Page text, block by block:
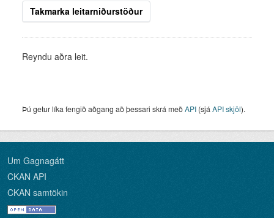
Takmarka leitarniðurstöður
Reyndu aðra leit.
Þú getur líka fengið aðgang að þessari skrá meðAPI (sjá API skjöl).
Um Gagnagátt
CKAN API
CKAN samtökin